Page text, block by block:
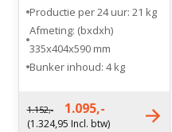
RVS
Productie per 24 uur: 21 kg
Afmeting: (bxdxh)
335x404x590 mm
Bunker inhoud: 4 kg
Gewicht: 28 kg
1.152,- 1.095,-
(1.324,95 Incl. btw)